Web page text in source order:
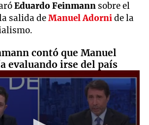
Eduardo Feinmann sobre el
salida deManuel Adornide la
contó que Manuel
evaluando irse del país